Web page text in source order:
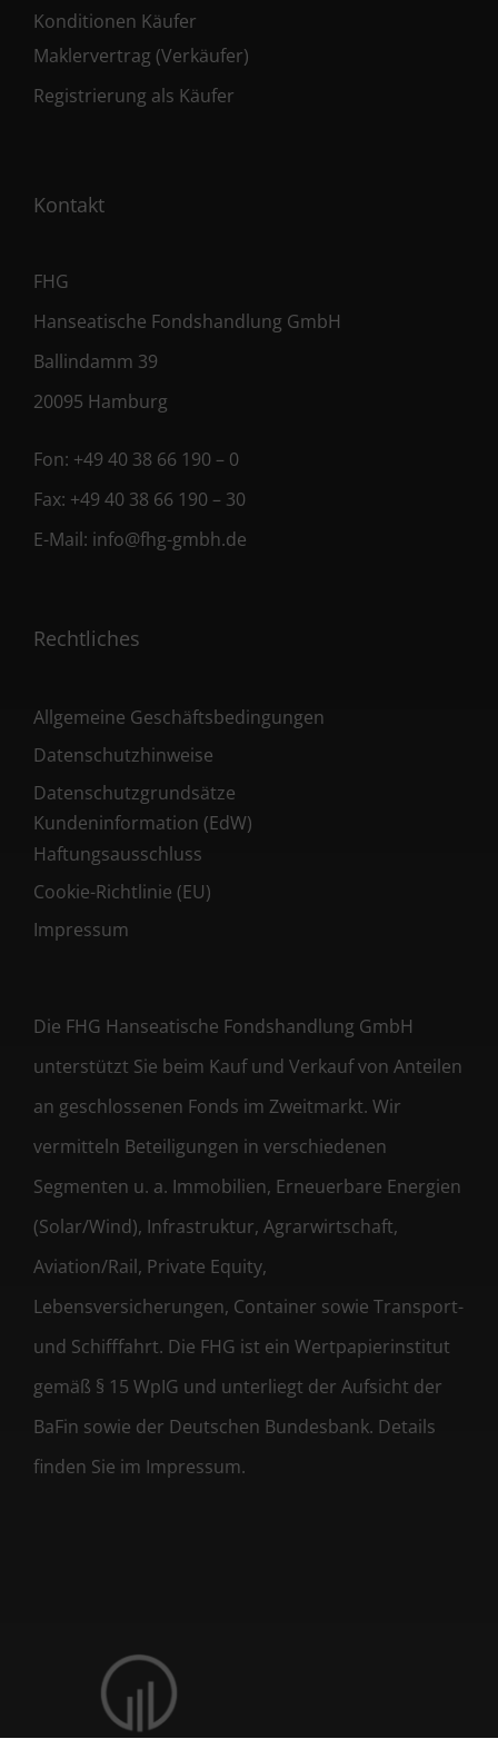
Konditionen Käufer
Maklervertrag (Verkäufer)
Registrierung als Käufer
Kontakt
FHG
Hanseatische Fondshandlung GmbH
Ballindamm 39
20095 Hamburg
Fon: +49 40 38 66 190 – 0
Fax: +49 40 38 66 190 – 30
E-Mail: info@fhg-gmbh.de
Rechtliches
Allgemeine Geschäftsbedingungen
Datenschutzhinweise
Datenschutzgrundsätze
Kundeninformation (EdW)
Haftungsausschluss
Cookie-Richtlinie (EU)
Impressum
Die FHG Hanseatische Fondshandlung GmbH
unterstützt Sie beim Kauf und Verkauf von Anteilen
an geschlossenen Fonds im Zweitmarkt. Wir
vermitteln Beteiligungen in verschiedenen
Segmenten u. a. Immobilien, Erneuerbare Energien
(Solar/Wind), Infrastruktur, Agrarwirtschaft,
Aviation/Rail, Private Equity,
Lebensversicherungen, Container sowie Transport-
und Schifffahrt. Die FHG ist ein Wertpapierinstitut
gemäß § 15 WpIG und unterliegt der Aufsicht der
BaFin sowie der Deutschen Bundesbank. Details
finden Sie im Impressum.